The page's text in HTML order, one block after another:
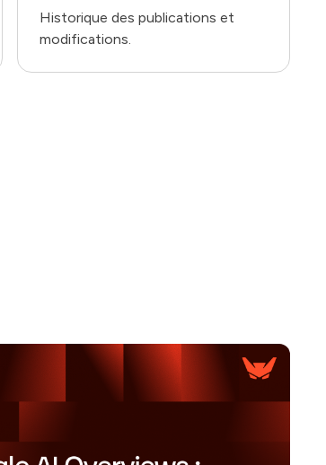
Historique des publications et
modifications.